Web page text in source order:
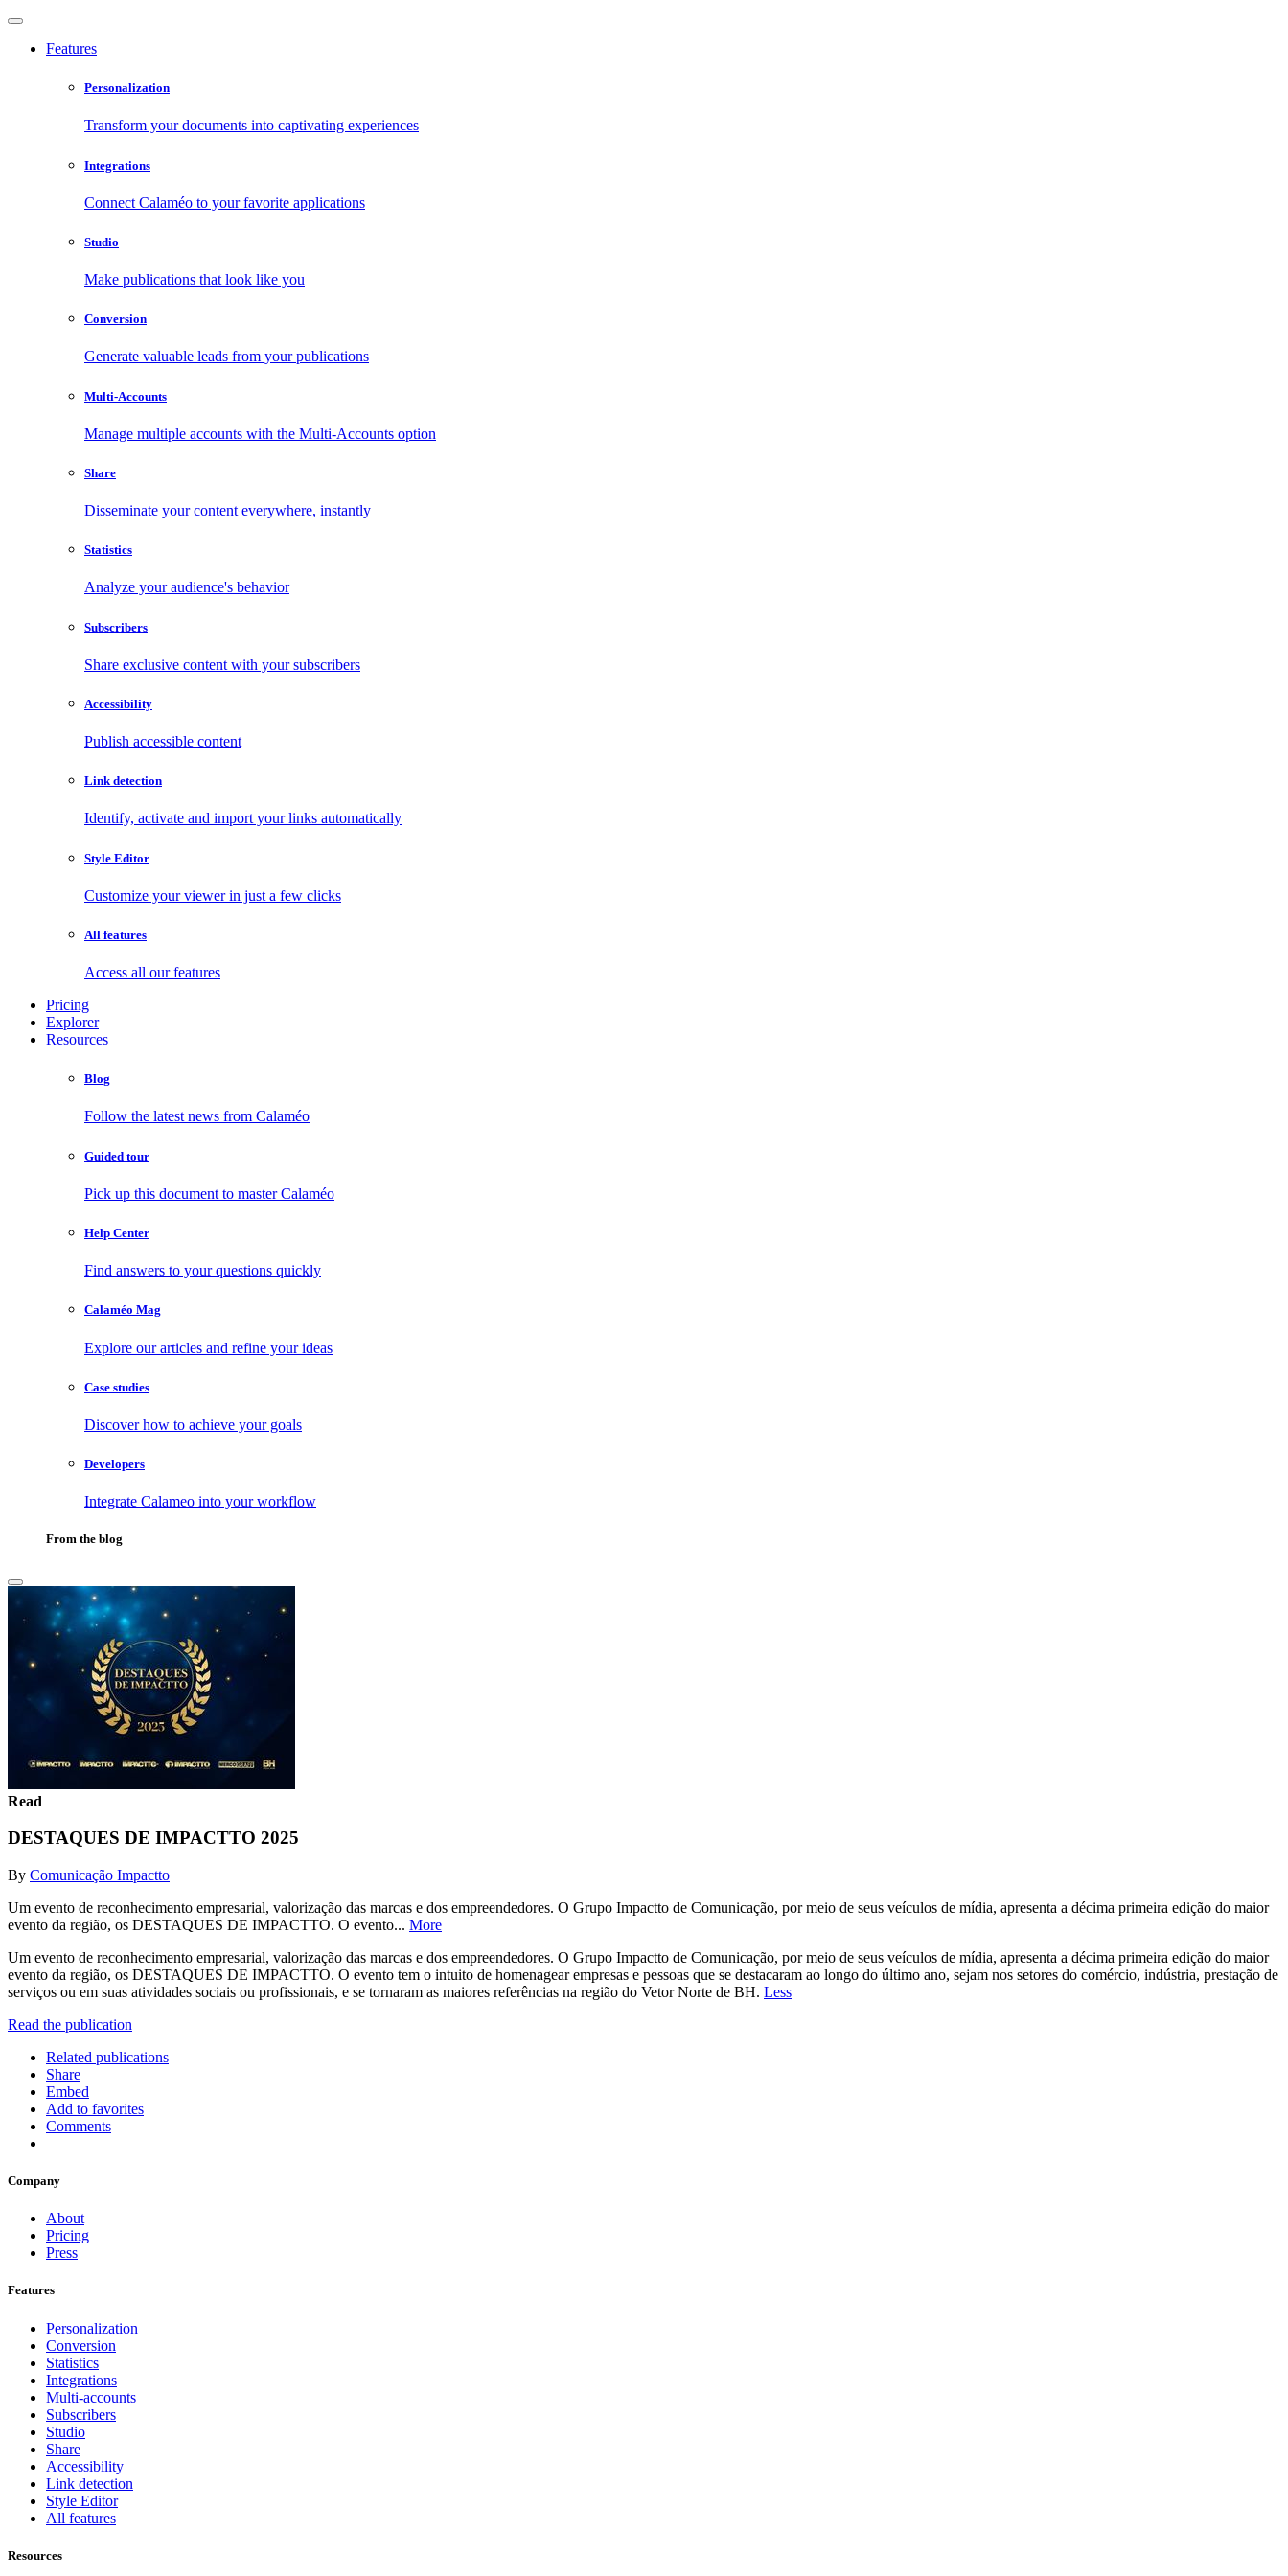
Features
Personalization
Transform your documents into captivating experiences
Integrations
Connect Calaméo to your favorite applications
Studio
Make publications that look like you
Conversion
Generate valuable leads from your publications
Multi-Accounts
Manage multiple accounts with the Multi-Accounts option
Share
Disseminate your content everywhere, instantly
Statistics
Analyze your audience's behavior
Subscribers
Share exclusive content with your subscribers
Accessibility
Publish accessible content
Link detection
Identify, activate and import your links automatically
Style Editor
Customize your viewer in just a few clicks
All features
Access all our features
Pricing
Explorer
Resources
Blog
Follow the latest news from Calaméo
Guided tour
Pick up this document to master Calaméo
Help Center
Find answers to your questions quickly
Calaméo Mag
Explore our articles and refine your ideas
Case studies
Discover how to achieve your goals
Developers
Integrate Calameo into your workflow
From the blog
Read
DESTAQUES DE IMPACTTO 2025
By Comunicação Impactto
Um evento de reconhecimento empresarial, valorização das marcas e dos empreendedores. O Grupo Impactto de Comunicação, por meio de seus veículos de mídia, apresenta a décima primeira edição do maior
evento da região, os DESTAQUES DE IMPACTTO. O evento... More
Um evento de reconhecimento empresarial, valorização das marcas e dos empreendedores. O Grupo Impactto de Comunicação, por meio de seus veículos de mídia, apresenta a décima primeira edição do maior
evento da região, os DESTAQUES DE IMPACTTO. O evento tem o intuito de homenagear empresas e pessoas que se destacaram ao longo do último ano, sejam nos setores do comércio, indústria, prestação de
serviços ou em suas atividades sociais ou profissionais, e se tornaram as maiores referências na região do Vetor Norte de BH. Less
Read the publication
Related publications
Share
Embed
Add to favorites
Comments
Company
About
Pricing
Press
Features
Personalization
Conversion
Statistics
Integrations
Multi-accounts
Subscribers
Studio
Share
Accessibility
Link detection
Style Editor
All features
Resources